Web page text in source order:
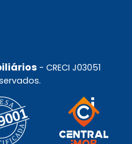
- CRECI J03051